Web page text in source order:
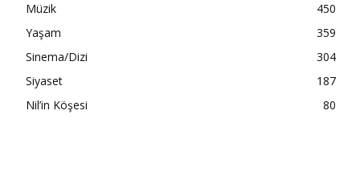
Müzik
450
Yaşam
359
Sinema/Dizi
304
Siyaset
187
Nil’in Köşesi
80